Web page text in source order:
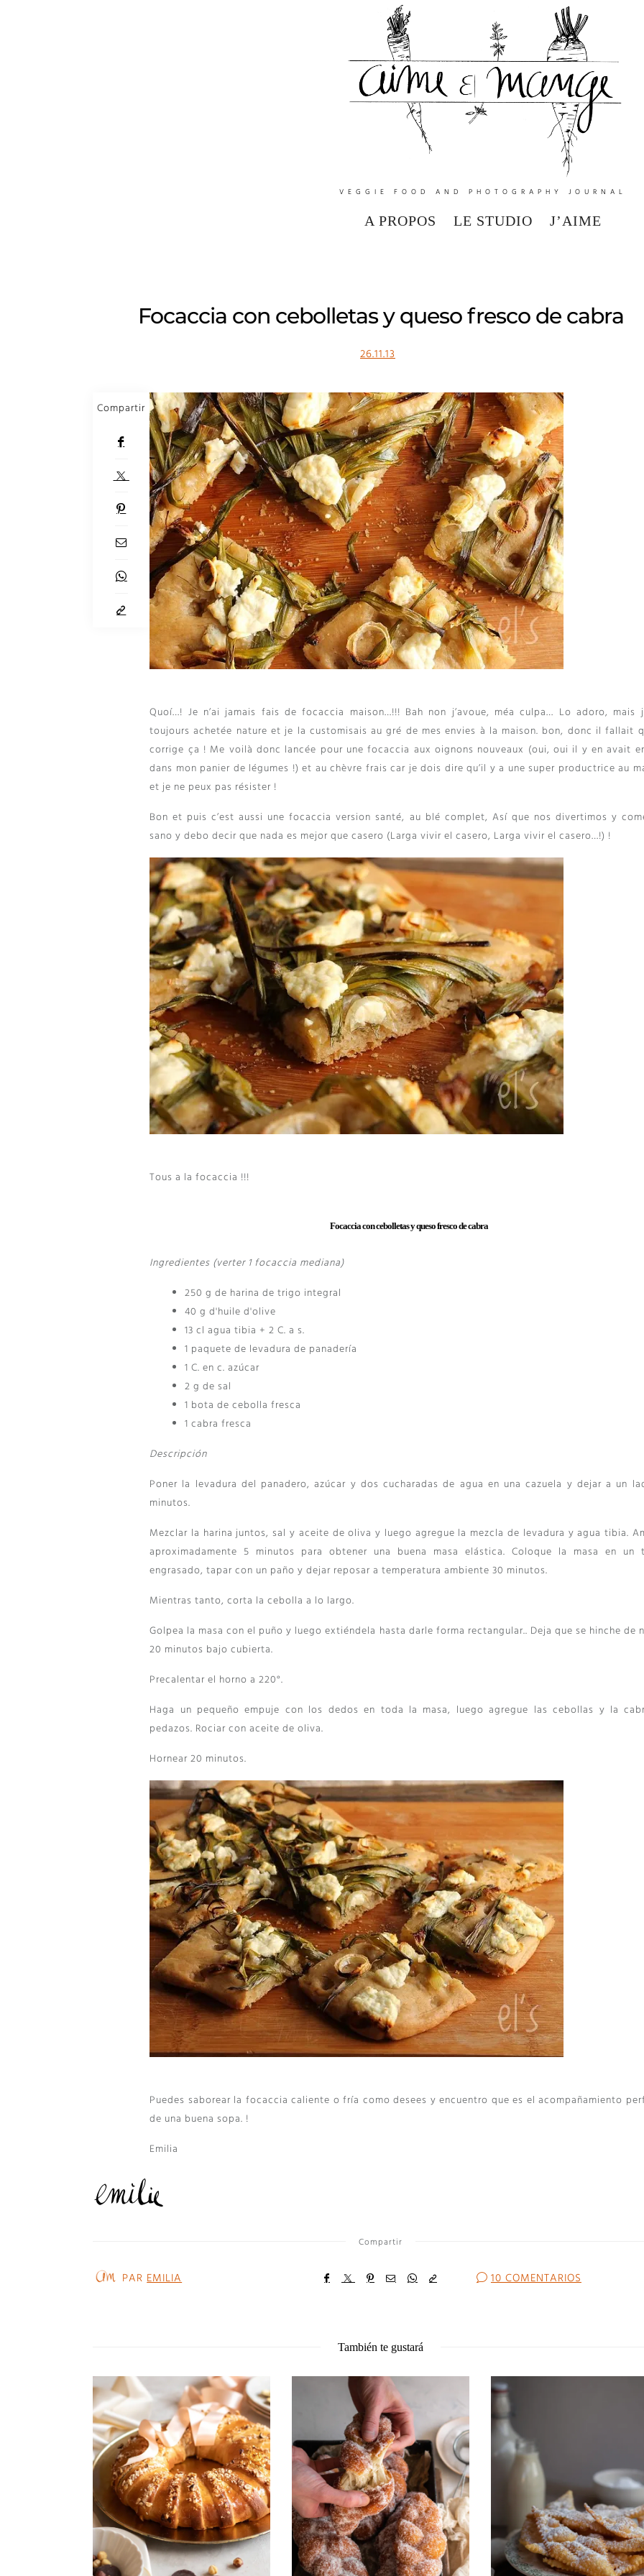
VEGGIE FOOD AND PHOTOGRAPHY JOURNAL
A PROPOS LE STUDIO J’AIME
Focaccia con cebolletas y queso fresco de cabra
26.11.13
Compartir
Quoí…! Je n’ai jamais fais de focaccia maison…!!! Bah non j’avoue, méa culpa… Lo adoro, mais
toujours achetée nature et je la customisais au gré de mes envies à la maison. bon, donc il fallait
corrige ça ! Me voilà donc lancée pour une focaccia aux oignons nouveaux (oui,oui il y en avait
dans mon panier de légumes !)et au chèvre frais car je dois dire qu’il y a une super productrice au
et je ne peux pas résister !
Bon et puis c’est aussi une focaccia version santé, au blé complet, Así que nos divertimos y
sano y debo decir que nada es mejor que casero (Larga vivir el casero, Larga vivir el casero…!) !
Tous a la focaccia !!!
Focaccia con cebolletas y queso fresco de cabra
Ingredientes (verter 1 focaccia mediana)
250 g de harina de trigo integral
40 g d'huile d'olive
13 cl agua tibia + 2 C. a s.
1 paquete de levadura de panadería
1 C. en c. azúcar
2 g de sal
1 bota de cebolla fresca
1 cabra fresca
Descripción
Poner la levadura del panadero, azúcar y dos cucharadas de agua en una cazuela y dejar a un
minutos.
Mezclar la harina juntos, sal y aceite de oliva y luego agregue la mezcla de levadura y agua tibia.
aproximadamente 5 minutos para obtener una buena masa elástica. Coloque la masa en un
engrasado, tapar con un paño y dejar reposar a temperatura ambiente 30 minutos.
Mientras tanto, corta la cebolla a lo largo.
Golpea la masa con el puño y luego extiéndela hasta darle forma rectangular.. Deja que se hinche de
20 minutos bajo cubierta.
Precalentar el horno a 220°.
Haga un pequeño empuje con los dedos en toda la masa, luego agregue las cebollas y la
pedazos. Rociar con aceite de oliva.
Hornear 20 minutos.
Puedes saborear la focaccia caliente o fría como desees y encuentro que es el acompañamiento
de una buena sopa. !
Emilia
Compartir
PAREMILIA 10 COMENTARIOS
También te gustará